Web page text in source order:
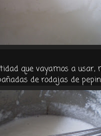
que vayamos a
de rodajas de